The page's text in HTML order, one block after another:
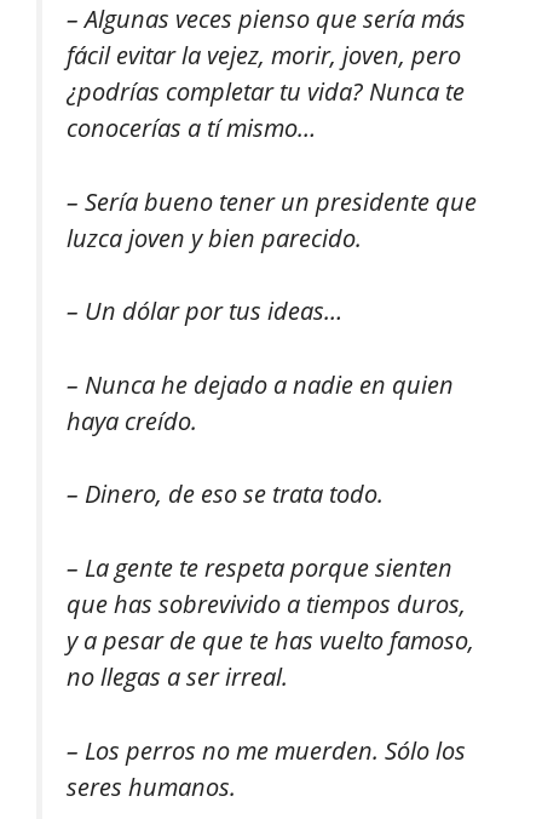
– Algunas veces pienso que sería más
fácil evitar la vejez, morir, joven, pero
¿podrías completar tu vida? Nunca te
conocerías a tí mismo…
– Sería bueno tener un presidente que
luzca joven y bien parecido.
– Un dólar por tus ideas…
– Nunca he dejado a nadie en quien
haya creído.
– Dinero, de eso se trata todo.
– La gente te respeta porque sienten
que has sobrevivido a tiempos duros,
y a pesar de que te has vuelto famoso,
no llegas a ser irreal.
– Los perros no me muerden. Sólo los
seres humanos.